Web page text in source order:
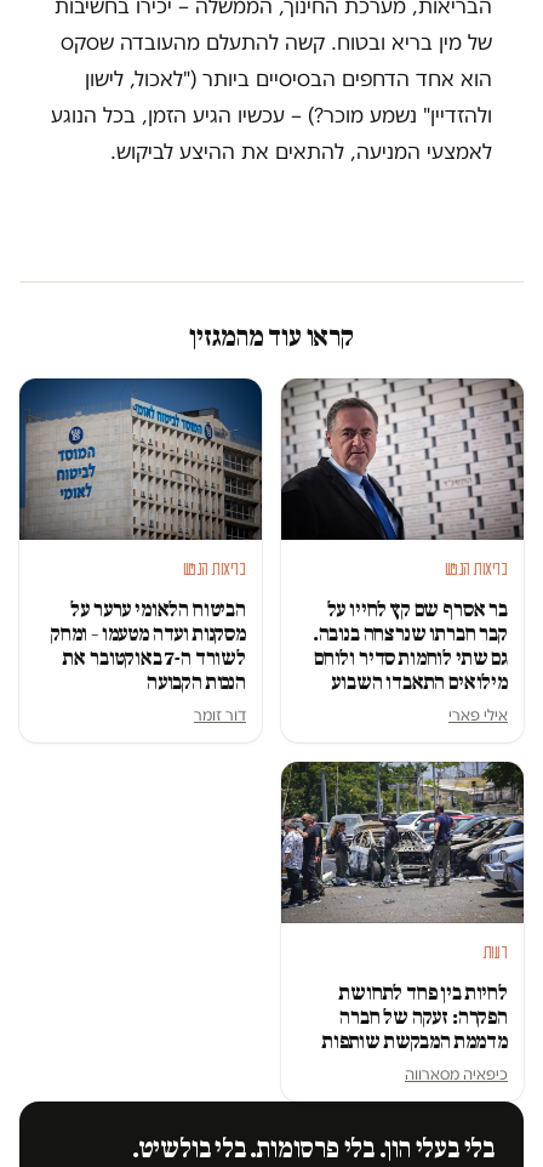
הבריאות, מערכת החינוך, הממשלה – יכירו בחשיבות
של מין בריא ובטוח. קשה להתעלם מהעובדה שסקס
הוא אחד הדחפים הבסיסיים ביותר ("לאכול, לישון
ולהזדיין" נשמע מוכר?) – עכשיו הגיע הזמן, בכל הנוגע
לאמצעי המניעה, להתאים את ההיצע לביקוש.
קראו עוד מהמגזין
בריאות הנפש
בר אסרף שם קץ לחייו על
קבר חברתו שנרצחה בנובה.
גם שתי לוחמות סדיר ולוחם
מילואים התאבדו השבוע
אילי פארי
בריאות הנפש
הביטוח הלאומי ערער על
מסקנות ועדה מטעמו – ומחק
לשורד ה-7 באוקטובר את
הנכות הקבועה
דור זומר
דעות
לחיות בין פחד לתחושת
הפקרה: זעקה של חברה
מדממת המבקשת שותפות
כיפאיה מסארווה
בלי בעלי הון. בלי פרסומות. בלי בולשיט.